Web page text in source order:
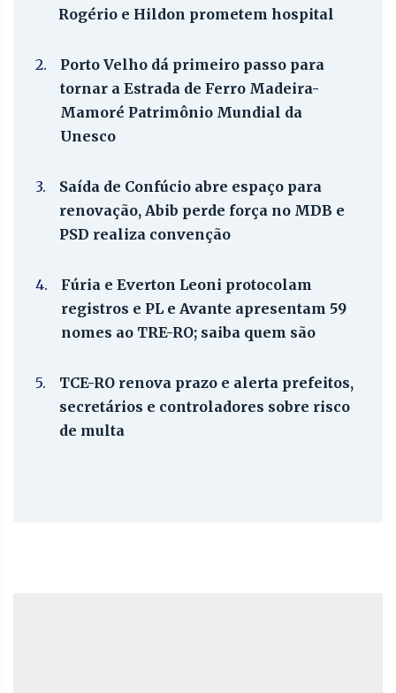
Rogério e Hildon prometem hospital
2.
Porto Velho dá primeiro passo para
tornar a Estrada de Ferro Madeira-
Mamoré Patrimônio Mundial da
Unesco
3.
Saída de Confúcio abre espaço para
renovação, Abib perde força no MDB e
PSD realiza convenção
4.
Fúria e Everton Leoni protocolam
registros e PL e Avante apresentam 59
nomes ao TRE-RO; saiba quem são
5.
TCE-RO renova prazo e alerta prefeitos,
secretários e controladores sobre risco
de multa